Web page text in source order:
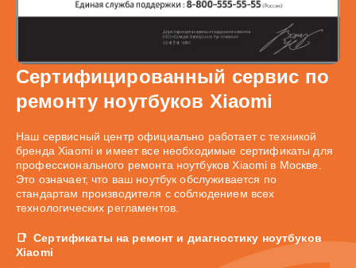
Сертифицированный сервис по
ремонту ноутбуков Xiaomi
Наш сервисный центр официально работает с техникой
бренда Xiaomi и имеет все необходимые сертификаты для
профессионального ремонта ноутбуков Xiaomi в Москве.
Это означает, что ваш ноутбук обслуживается по
стандартам производителя с соблюдением всех
технологических регламентов.
Сертификаты на ремонт и диагностику ноутбуков
Xiaomi